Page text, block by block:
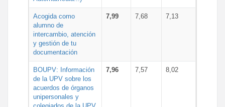
Acogida como
alumno de
intercambio, atención
y gestión de tu
documentación
7,99 7,68 7,13
BOUPV: Información
de la UPV sobre los
acuerdos de órganos
unipersonales y
colegiados de la UPV
7,96 7,57 8,02